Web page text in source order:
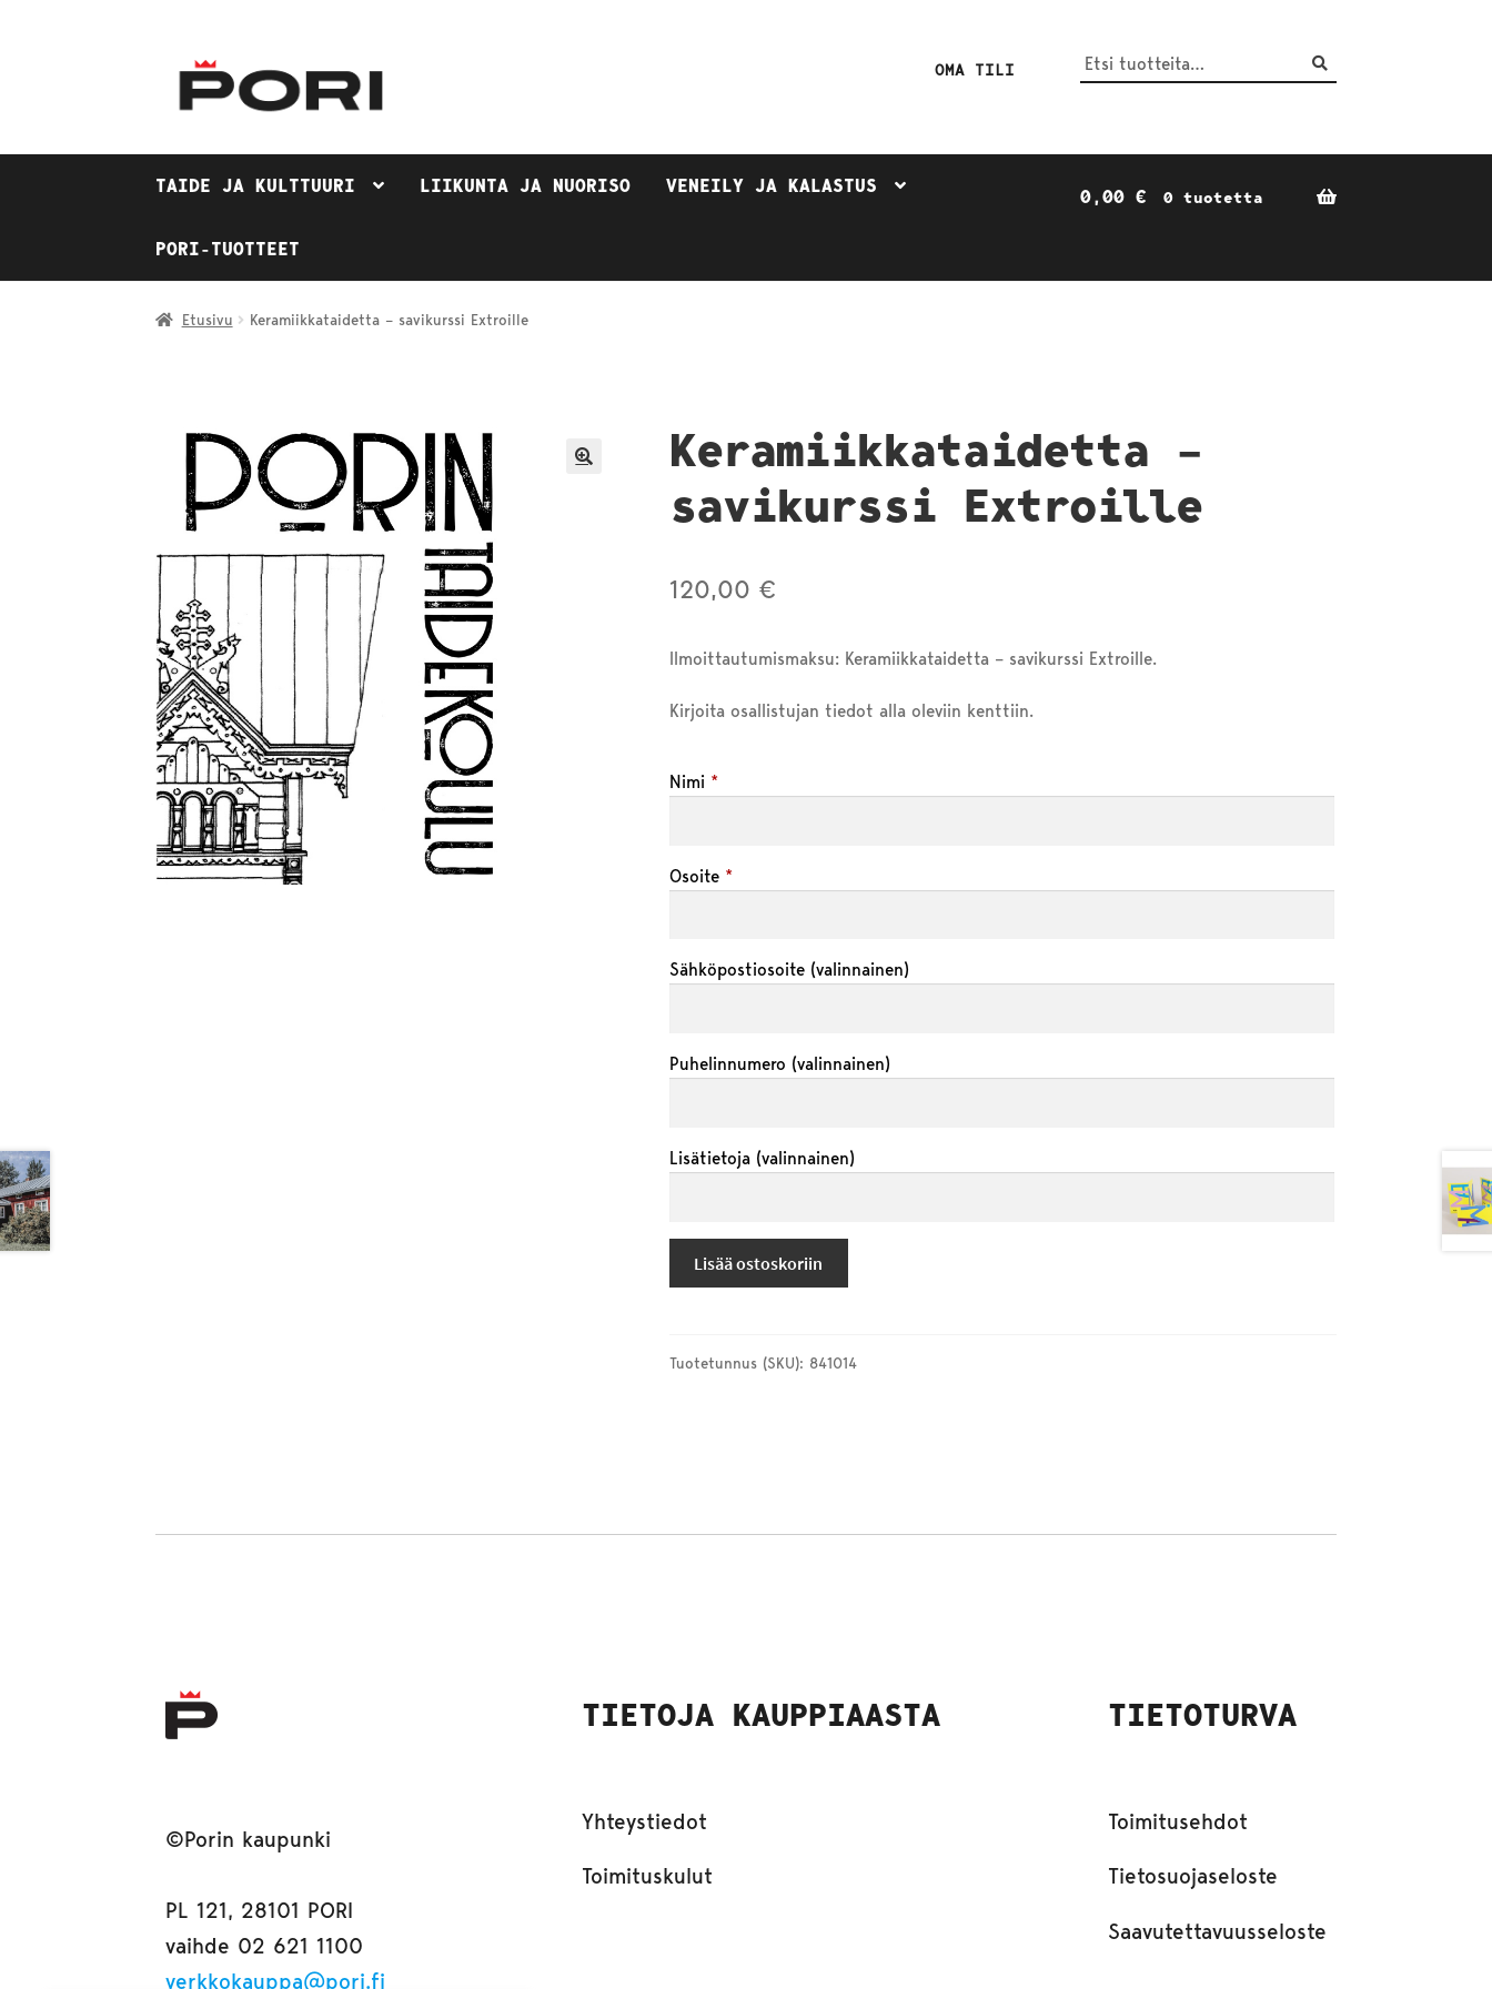
Siirry
navigointiin
Siirry
sisältöön
OMA TILI
Etsi:
Haku
TAIDE JA KULTTUURI LIIKUNTA JA NUORISO VENEILY JA KALASTUS
PORI-TUOTTEET
0,00 € 0 tuotetta
Etusivu Keramiikkataidetta – savikurssi Extroille
Keramiikkataidetta –
savikurssi Extroille
120,00 €
Ilmoittautumismaksu: Keramiikkataidetta – savikurssi Extroille.
Kirjoita osallistujan tiedot alla oleviin kenttiin.
Nimi *
Osoite *
Sähköpostiosoite (valinnainen)
Puhelinnumero (valinnainen)
Lisätietoja (valinnainen)
määrä
Lisää ostoskoriin
Tuotetunnus (SKU): 841014
©Porin kaupunki
PL 121, 28101 PORI
vaihde 02 621 1100
verkkokauppa@pori.fi
TIETOJA KAUPPIAASTA
Yhteystiedot
Toimituskulut
TIETOTURVA
Toimitusehdot
Tietosuojaseloste
Saavutettavuusseloste